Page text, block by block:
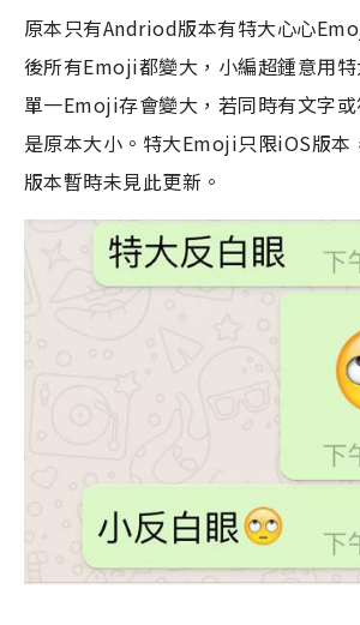
原本只有Andriod版本有特大心心
後所有Emoji都變大，小編超鍾意用特
單一Emoji存會變大，若同時有文字
是原本大小。特大Emoji只限iOS版
版本暫時未見此更新。